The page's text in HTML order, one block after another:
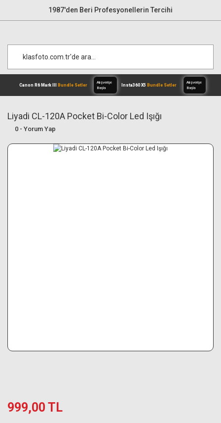
1987'den Beri Profesyonellerin Tercihi
Canon R6 Mark IIIBundle Setler
Başla
Liyadi CL-120A Pocket Bi-Color Led Işığı
0 - Yorum Yap
999,00 TL